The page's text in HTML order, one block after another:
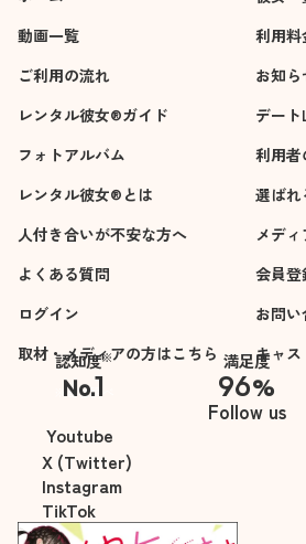
動画一覧
利用料
ご利用の流れ
お知ら
レンタル彼女®ガイド
デート
フォトアルバム
利用者
レンタル彼女®とは
選ばれ
人付き合いが不安な方へ
メデ
よくある質問
会員登
ログイン
お問
取材・メディアの方はこちら
キャ
認知度※
No.1
※自社調べ
満足度
96%
Follow us
Youtube
X (Twitter)
Instagram
TikTok